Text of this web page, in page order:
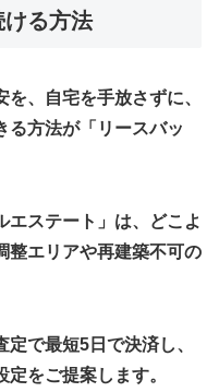
ける方法
、自宅を手放さずに、
る方法が「リースバッ
エステート」は、どこよ
整エリアや再建築不可の
で最短5日で決済し、
をご提案します。